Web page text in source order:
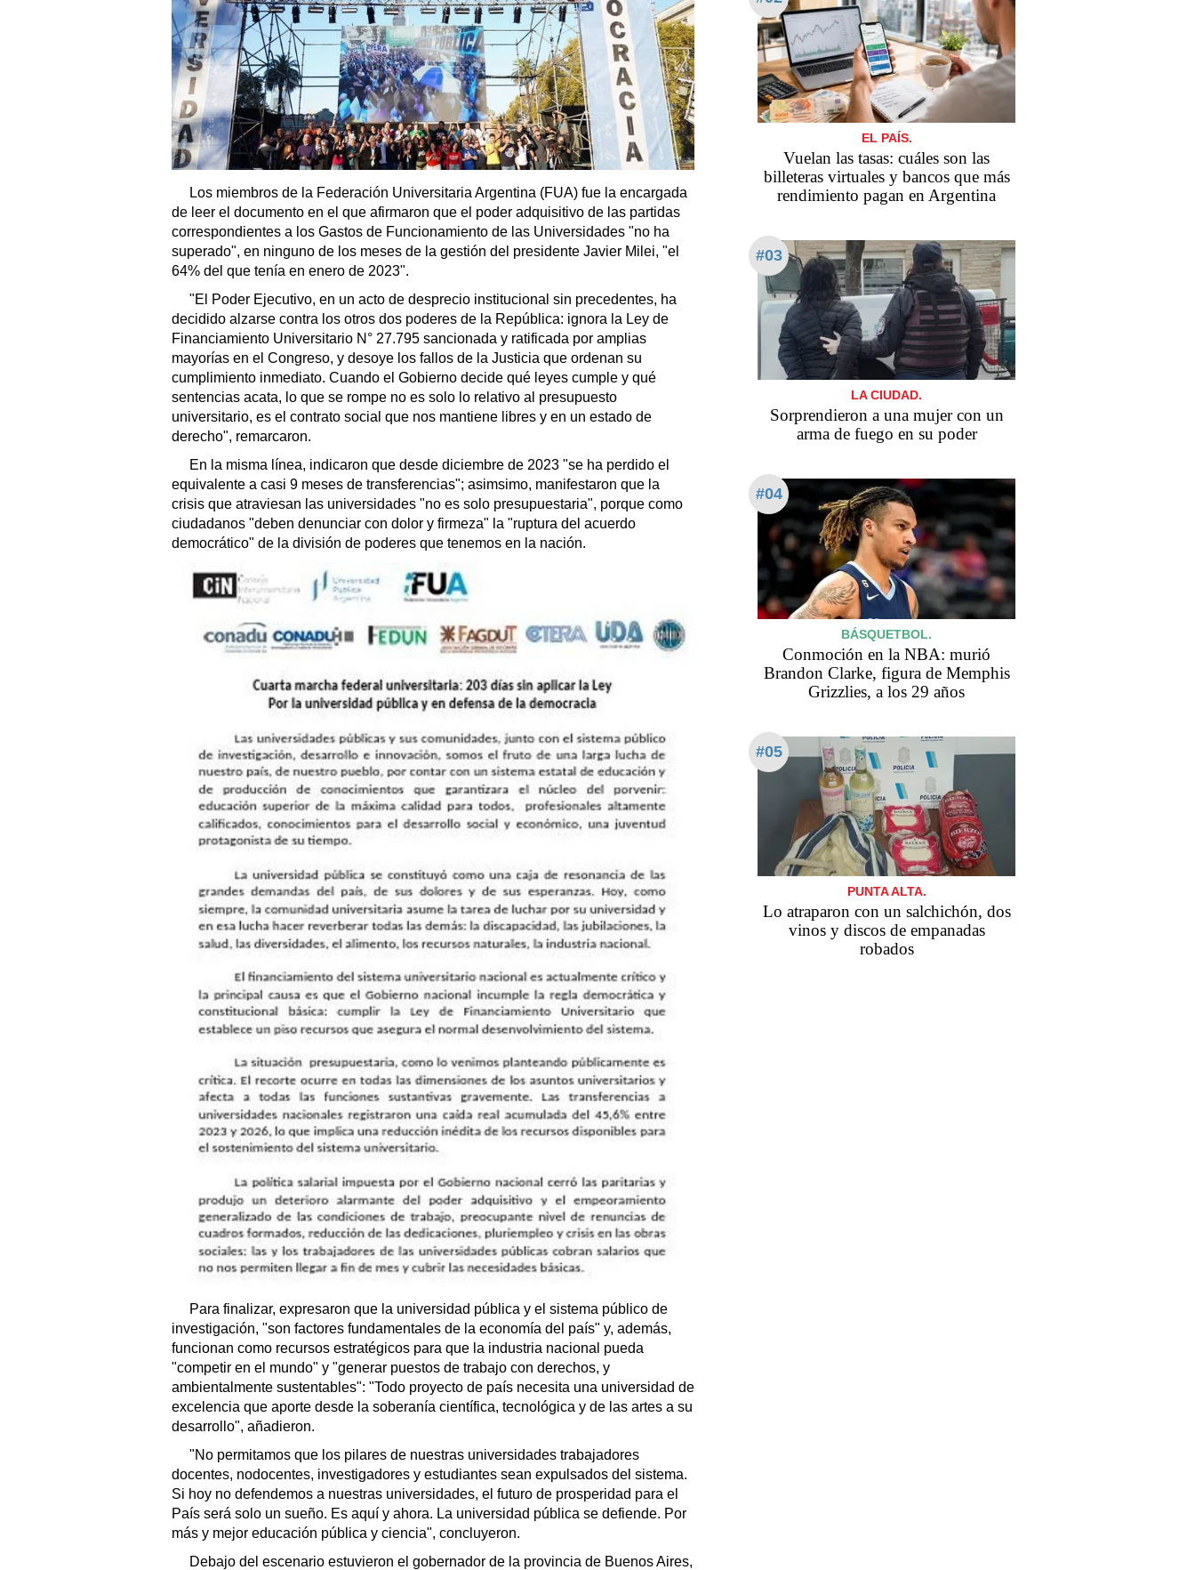
Los miembros de la Federación Universitaria Argentina (FUA) fue la encargada
de leer el documento en el que afirmaron que el poder adquisitivo de las partidas
correspondientes a los Gastos de Funcionamiento de las Universidades "no ha
superado", en ninguno de los meses de la gestión del presidente Javier Milei, "el
64% del que tenía en enero de 2023".
"El Poder Ejecutivo, en un acto de desprecio institucional sin precedentes, ha
decidido alzarse contra los otros dos poderes de la República: ignora la Ley de
Financiamiento Universitario N° 27.795 sancionada y ratificada por amplias
mayorías en el Congreso, y desoye los fallos de la Justicia que ordenan su
cumplimiento inmediato. Cuando el Gobierno decide qué leyes cumple y qué
sentencias acata, lo que se rompe no es solo lo relativo al presupuesto
universitario, es el contrato social que nos mantiene libres y en un estado de
derecho", remarcaron.
En la misma línea, indicaron que desde diciembre de 2023 "se ha perdido el
equivalente a casi 9 meses de transferencias"; asimsimo, manifestaron que la
crisis que atraviesan las universidades "no es solo presupuestaria", porque como
ciudadanos "deben denunciar con dolor y firmeza" la "ruptura del acuerdo
democrático" de la división de poderes que tenemos en la nación.
Para finalizar, expresaron que la universidad pública y el sistema público de
investigación, "son factores fundamentales de la economía del país" y, además,
funcionan como recursos estratégicos para que la industria nacional pueda
"competir en el mundo" y "generar puestos de trabajo con derechos, y
ambientalmente sustentables": "Todo proyecto de país necesita una universidad de
excelencia que aporte desde la soberanía científica, tecnológica y de las artes a su
desarrollo", añadieron.
"No permitamos que los pilares de nuestras universidades trabajadores
docentes, nodocentes, investigadores y estudiantes sean expulsados del sistema.
Si hoy no defendemos a nuestras universidades, el futuro de prosperidad para el
País será solo un sueño. Es aquí y ahora. La universidad pública se defiende. Por
más y mejor educación pública y ciencia", concluyeron.
Debajo del escenario estuvieron el gobernador de la provincia de Buenos Aires,
EL PAÍS.
Vuelan las tasas: cuáles son las
billeteras virtuales y bancos que más
rendimiento pagan en Argentina
#03
LA CIUDAD.
Sorprendieron a una mujer con un
arma de fuego en su poder
#04
BÁSQUETBOL.
Conmoción en la NBA: murió
Brandon Clarke, figura de Memphis
Grizzlies, a los 29 años
#05
PUNTA ALTA.
Lo atraparon con un salchichón, dos
vinos y discos de empanadas
robados